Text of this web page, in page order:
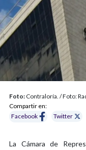
Foto: Contraloría. / Foto:
Compartir en:
Facebook
Twitter
La Cámara de